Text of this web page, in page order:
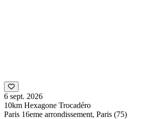
6 sept. 2026
10km Hexagone Trocadéro
Paris 16eme arrondissement, Paris (75)